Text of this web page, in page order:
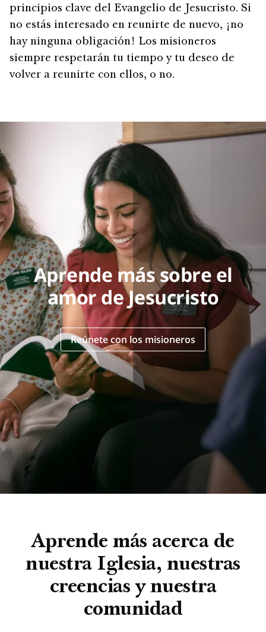
principios clave del Evangelio de Jesucristo. Si
no estás interesado en reunirte de nuevo, ¡no
hay ninguna obligación! Los misioneros
siempre respetarán tu tiempo y tu deseo de
volver a reunirte con ellos, o no.
Aprende más sobre el
amor de Jesucristo
Reúnete con los misioneros
Aprende más acerca de
nuestra Iglesia, nuestras
creencias y nuestra
comunidad